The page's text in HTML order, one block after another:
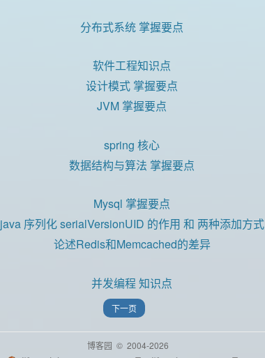
分布式系统 掌握要点
软件工程知识点
设计模式 掌握要点
JVM 掌握要点
spring 核心
数据结构与算法 掌握要点
Mysql 掌握要点
java 序列化 serialVersionUID 的作用 和 两种添加方式
论述Redis和Memcached的差异
并发编程 知识点
下一页
博客园 © 2004-2026